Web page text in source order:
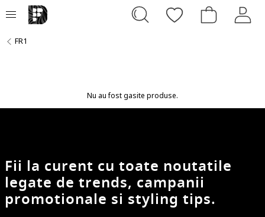
FR1
Nu au fost gasite produse.
Fii la curent cu toate noutatile
legate de trends, campanii
promotionale si styling tips.